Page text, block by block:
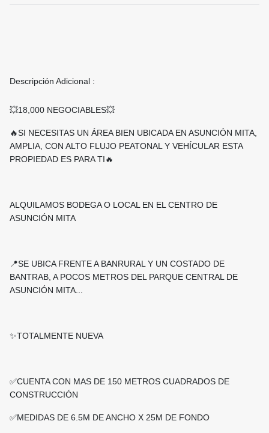
Descripción Adicional :
💥18,000 NEGOCIABLES💥
🔥️SI NECESITAS UN ÁREA BIEN UBICADA EN ASUNCIÓN MITA,
AMPLIA, CON ALTO FLUJO PEATONAL Y VEHÍCULAR ESTA
PROPIEDAD ES PARA TI🔥
ALQUILAMOS BODEGA O LOCAL EN EL CENTRO DE
ASUNCIÓN MITA
📍SE UBICA FRENTE A BANRURAL Y UN COSTADO DE
BANTRAB, A POCOS METROS DEL PARQUE CENTRAL DE
ASUNCIÓN MITA...
✨️TOTALMENTE NUEVA
✅️CUENTA CON MAS DE 150 METROS CUADRADOS DE
CONSTRUCCIÓN
✅️MEDIDAS DE 6.5M DE ANCHO X 25M DE FONDO